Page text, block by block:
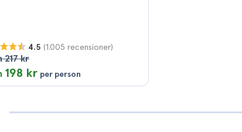
4.5 (1.005 recensioner)
217 kr
198 kr per person